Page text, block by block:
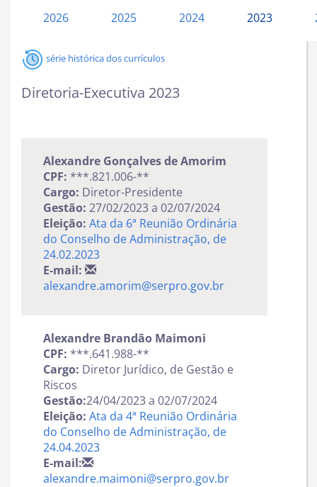
2026 2025 2024 2023
série histórica dos currículos
Diretoria-Executiva 2023
Alexandre Gonçalves de Amorim
CPF: ***.821.006-**
Cargo: Diretor-Presidente
Gestão: 27/02/2023 a 02/07/2024
Eleição: Ata da 6ª Reunião Ordinária
do Conselho de Administração, de
24.02.2023
E-mail:
alexandre.amorim@serpro.gov.br
Alexandre Brandão Maimoni
CPF: ***.641.988-**
Cargo: Diretor Jurídico, de Gestão e
Riscos
Gestão:24/04/2023 a 02/07/2024
Eleição: Ata da 4ª Reunião Ordinária
do Conselho de Administração, de
24.04.2023
E-mail:
alexandre.maimoni@serpro.gov.br